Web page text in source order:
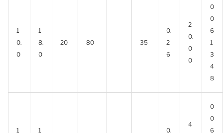
1
0.
0
1
8.
0
20 80 35
0.
2
6
2
0.
0
0
0
0
6
1
3
4
8
1
1
0.
4
0
0
6